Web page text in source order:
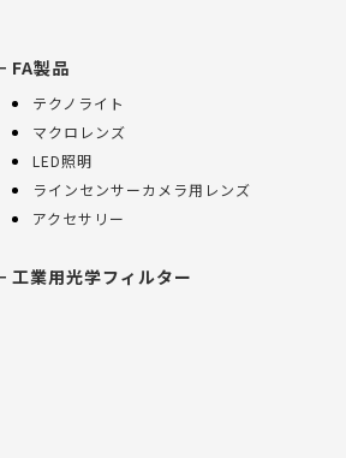
FA製品
テクノライト
マクロレンズ
LED照明
ラインセンサーカメラ用レンズ
アクセサリー
工業用光学フィルター